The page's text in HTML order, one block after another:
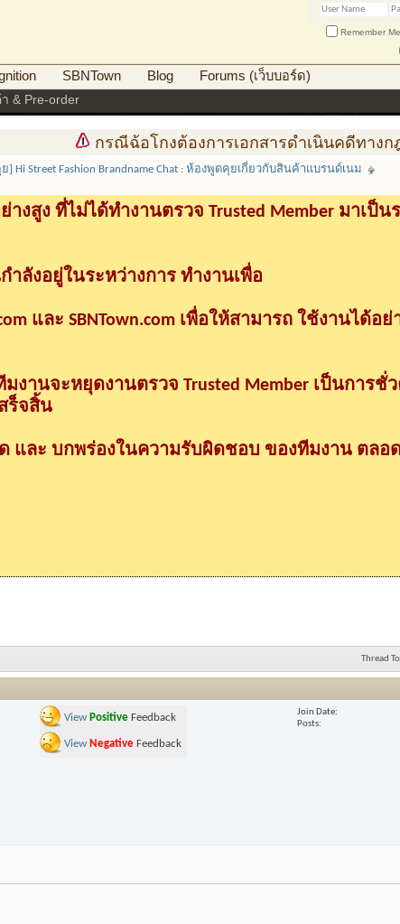
Remember
SBNTown Blog Forums (เว็บบอร์ด)
& Pre-order
กรณีฉ้อโกงต้องการเอกสารดำเนินคดีทางกฎหม
] Hi Street Fashion Brandname Chat : ห้องพูดคุยเกี่ยวกับสินค้าแบรนด์เนม
สูง ที่ไม่ได้ทำงานตรวจ Trusted Member มาเป็น
ลังอยู่ในระหว่างการ ทำงานเพื่อ
และ SBNTown.com เพื่อให้สามารถ ใช้งานได้อย่
านจะหยุดงานตรวจ Trusted Member เป็นการชั่
ร็จสิ้น
และ บกพร่องในความรับผิดชอบ ของทีมงาน ตลอ
Thread
View Positive Feedback
View Negative Feedback
Join Date
Posts